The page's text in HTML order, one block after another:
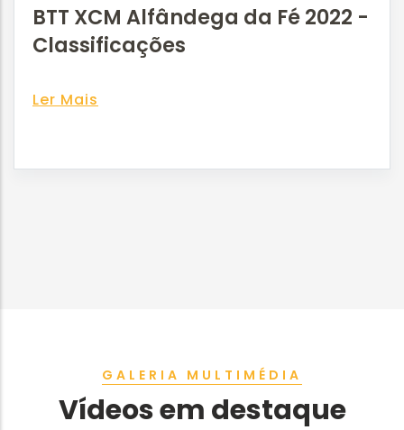
BTT XCM Alfândega da Fé 2022 -
Classificações
Ler Mais
GALERIA MULTIMÉDIA
Vídeos em destaque